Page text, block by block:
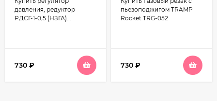
(НЗГА)
давления, редуктор
РДСГ-1-0,5 (НЗГА)...
730 ₽
пьезоподжигом TRAMP
Rocket TRG-052
730 ₽